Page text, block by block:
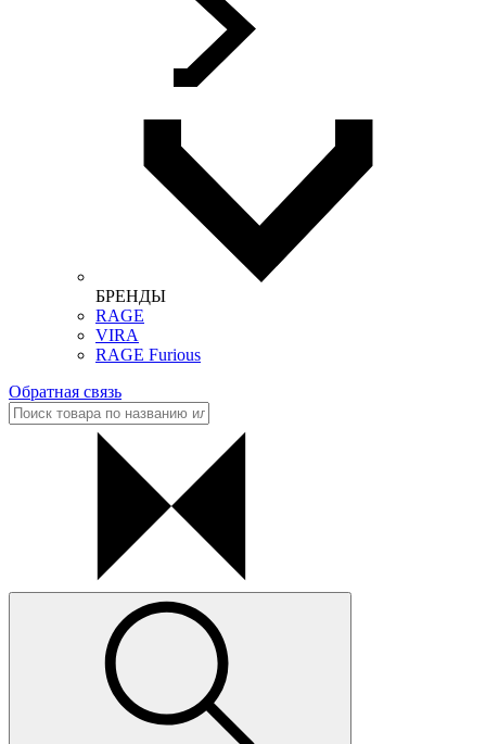
БРЕНДЫ
RAGE
VIRA
RAGE Furious
Обратная связь